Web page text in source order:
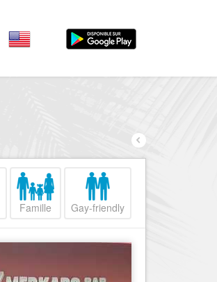
Nice Promenade du
Nice le Port
Nice le Vieux Nice
Nice le petit Marais Niçois
Famille Gay-friendly